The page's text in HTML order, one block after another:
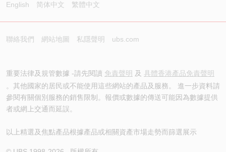
English 简体中文 繁體中文
聯絡我們 網站地圖 私隱聲明 ubs.com
重要法律及規管數據 -請先閱讀 免責聲明 及 具體香港產品免責聲明
。其他國家的居民或不能使用這些網站的產品及服務。 進一步資料請
參閱有關個別服務的銷售限制。報價或數據的傳送可能因為數據提供
者或網上交通而延誤。
以上精選及焦點產品根據產品或相關資產市場走勢而篩選展示